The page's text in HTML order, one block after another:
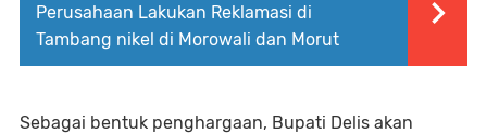
Perusahaan Lakukan Reklamasi di
Tambang nikel di Morowali dan Morut
Sebagai bentuk penghargaan, Bupati Delis akan